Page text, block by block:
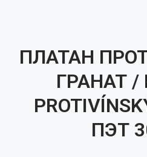
ПЛАТАН
ГРАНАТ /
ПЭТ